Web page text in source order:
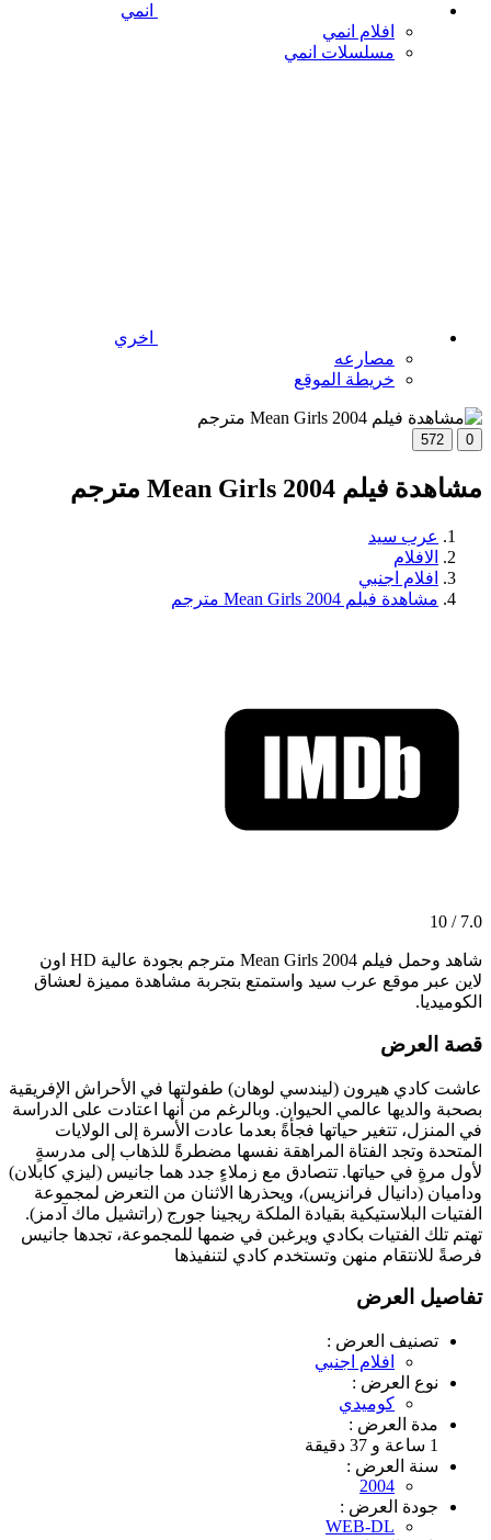
انمي
افلام انمي
مسلسلات انمي
اخري
مصارعه
خريطة الموقع
0
572
مشاهدة فيلم Mean Girls 2004 مترجم
عرب سيد
الافلام
افلام اجنبي
مشاهدة فيلم Mean Girls 2004 مترجم
7.0 / 10
شاهد وحمل فيلم Mean Girls 2004 مترجم بجودة عالية HD اون
لاين عبر موقع عرب سيد واستمتع بتجربة مشاهدة مميزة لعشاق
الكوميديا.
قصة العرض
عاشت كادي هيرون (ليندسي لوهان) طفولتها في الأحراش الإفريقية
بصحبة والديها عالمي الحيوان. وبالرغم من أنها اعتادت على الدراسة
في المنزل، تتغير حياتها فجأةً بعدما عادت الأسرة إلى الولايات
المتحدة وتجد الفتاة المراهقة نفسها مضطرةً للذهاب إلى مدرسةٍ
لأول مرةٍ في حياتها. تتصادق مع زملاءٍ جدد هما جانيس (ليزي كابلان)
وداميان (دانيال فرانزيس)، ويحذرها الاثنان من التعرض لمجموعة
الفتيات البلاستيكية بقيادة الملكة ريجينا جورج (راتشيل ماك آدمز).
تهتم تلك الفتيات بكادي ويرغبن في ضمها للمجموعة، تجدها جانيس
فرصةً للانتقام منهن وتستخدم كادي لتنفيذها
تفاصيل العرض
تصنيف العرض :
افلام اجنبي
نوع العرض :
كوميدي
مدة العرض :
1 ساعة و 37 دقيقة
سنة العرض :
2004
جودة العرض :
WEB-DL